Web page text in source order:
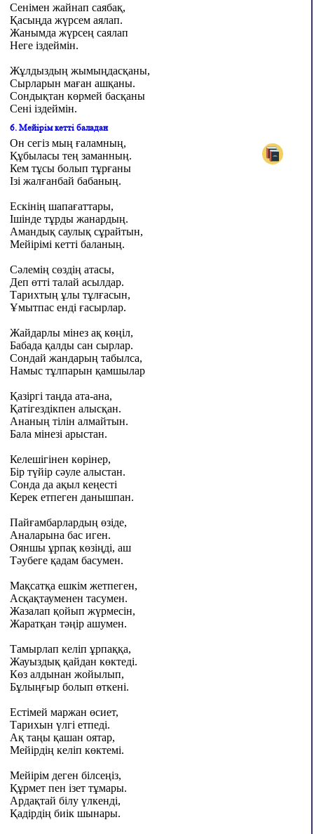
Сенімен жайнап саябақ,
Қасыңда жүрсем аялап.
Жанымда жүрсең саялап
Неге іздеймін.
Жұлдыздың жымыңдасқаны,
Сырларын маған ашқаны.
Сондықтан көрмей басқаны
Сені іздеймін.
6. Мейірім кетті баладан
Он сегіз мың ғаламның,
Құбыласы тең заманның.
Кем тұсы болып тұрғаны
Ізі жалғанбай бабаның.
Ескінің шапағаттары,
Ішінде тұрды жанардың.
Амандық саулық сұрайтын,
Мейірімі кетті баланың.
Сəлемің сөздің атасы,
Деп өтті талай асылдар.
Тарихтың ұлы тұлғасын,
Ұмытпас енді ғасырлар.
Жайдарлы мінез ақ көңіл,
Бабада қалды сан сырлар.
Сондай жандарың табылса,
Намыс тұлпарын қамшылар
Қазіргі таңда ата-ана,
Қатігездікпен алысқан.
Ананың тілін алмайтын.
Бала мінезі арыстан.
Келешігінен көрінер,
Бір түйір сәуле алыстан.
Сонда да ақыл кеңесті
Керек етпеген данышпан.
Пайғамбарлардың өзіде,
Аналарына бас иген.
Ояншы ұрпақ көзіңді, аш
Тəубеге қадам басумен.
Мақсатқа ешкім жетпеген,
Асқақтауменен тасумен.
Жазалап қойып жүрмесін,
Жаратқан тəңір ашумен.
Тамырлап келіп ұрпаққа,
Жауыздық қайдан көктеді.
Көз алдынан жойылып,
Бұлыңғыр болып өткені.
Естімей маржан өсиет,
Тарихын үлгі етпеді.
Ақ таңы қашан оятар,
Мейірдің келіп көктемі.
Мейірім деген білсеңіз,
Құрмет пен ізет тұмары.
Ардақтай білу үлкенді,
Қадірдің биік шынары.